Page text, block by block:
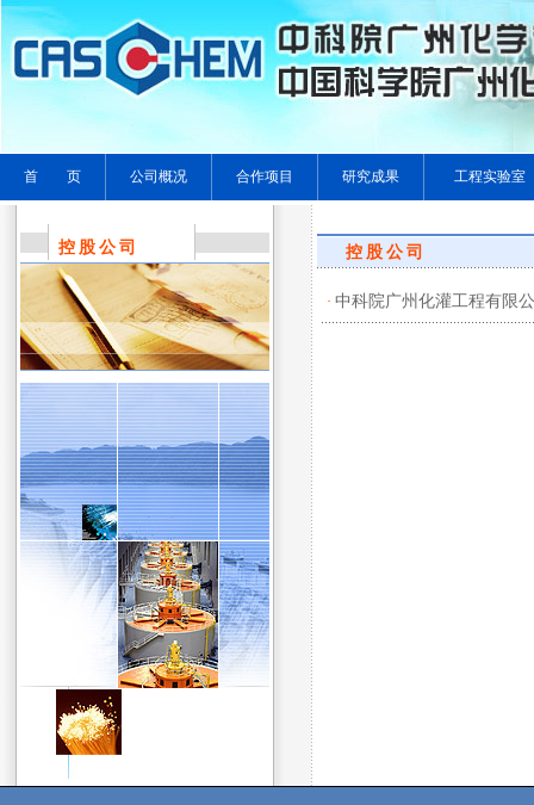
首 页 公司概况 合作项目 研究成果 工程实验室
控股公司 控股公司
·中科院广州化灌工程有限